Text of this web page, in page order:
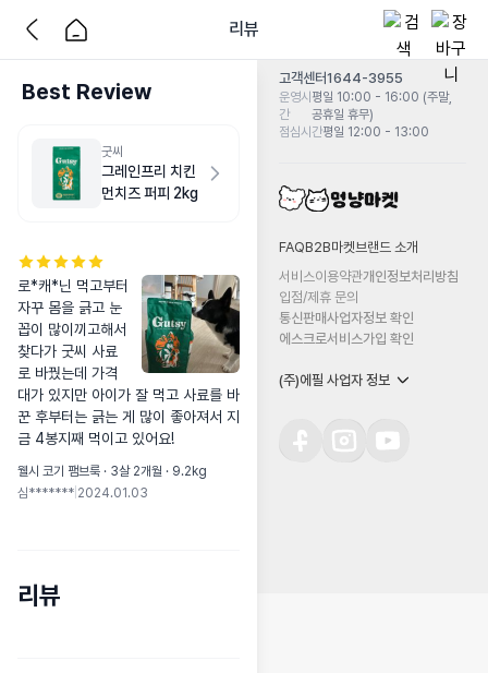
리뷰
Best Review
굿씨
그레인프리 치킨
먼치즈 퍼피 2kg
로*캐*닌 먹고부터
자꾸 몸을 긁고 눈
꼽이 많이끼고해서
찾다가 굿씨 사료
로 바꿨는데 가격
대가 있지만 아이가 잘 먹고 사료를 바
꾼 후부터는 긁는 게 많이 좋아져서 지
금 4봉지째 먹이고 있어요!
웰시 코기 팸브룩 · 3살 2개월 · 9.2kg
심******* 2024.01.03
리뷰
고객센터1644-3955
운영시
간
평일 10:00 - 16:00 (주말,
공휴일 휴무)
점심시간평일 12:00 - 13:00
FAQB2B마켓 브랜드 소개
서비스이용약관개인정보처리방침
입점/제휴 문의
통신판매사업자정보 확인
에스크로서비스가입 확인
(주)에필 사업자 정보